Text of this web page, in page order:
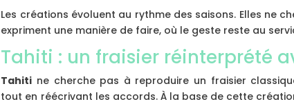
Les créations évoluent au rythme des saisons. Elles ne
expriment une manière de faire, où le geste reste au
Tahiti : un fraisier réinterprété
Tahiti ne cherche pas à reproduire un fraisier
tout en réécrivant les accords. À la base de cette